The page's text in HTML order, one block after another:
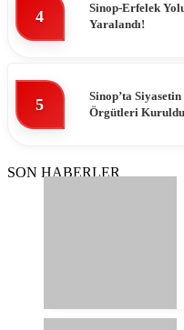
4
Sinop-Erfelek
Yaralandı!
5
Sinop’ta
Örgütleri Kuruldu
SON HABERLER